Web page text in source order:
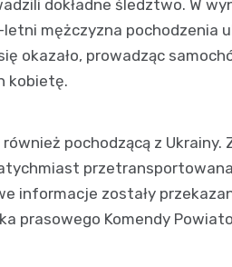
dokładne śledztwo. W
mężczyzna pochodzenia
okazało, prowadząc
kobietę.
pochodzącą z Ukrainy.
informacje zostały
prasowego Komendy